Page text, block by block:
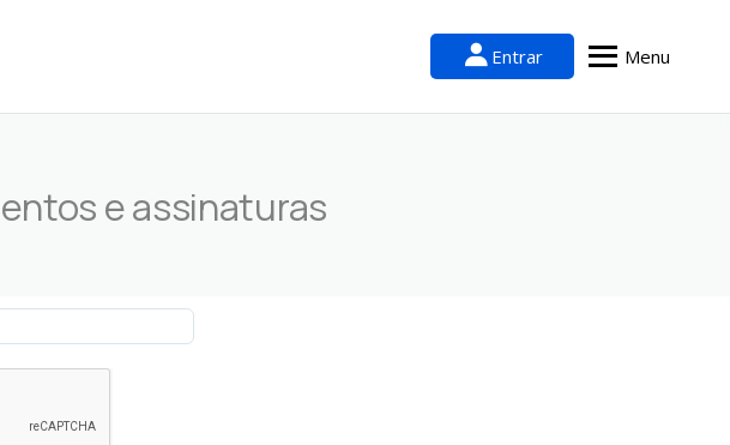
Entrar Menu
e assinaturas